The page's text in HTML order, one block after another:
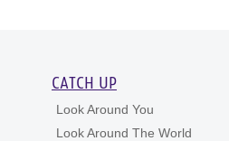
CATCH UP
Look Around You
Look Around The World